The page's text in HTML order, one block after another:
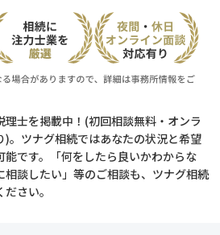
相談内容で探す
相続登記
遺留分侵害額請求
コラム
相続手続き
士を掲載中！(初回相談無料・オンラ
)。ツナグ相続ではあなたの状況と希望
です。「何をしたら良いかわからな
相談したい」等のご相談も、ツナグ相続
さい。